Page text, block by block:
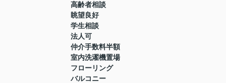
高齢者相談
眺望良好
学生相談
法人可
仲介手数料半額
室内洗濯機置場
フローリング
バルコニー